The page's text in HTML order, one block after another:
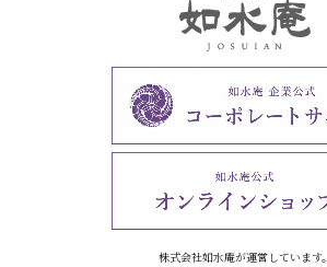
株式会社如水庵が運営しています。